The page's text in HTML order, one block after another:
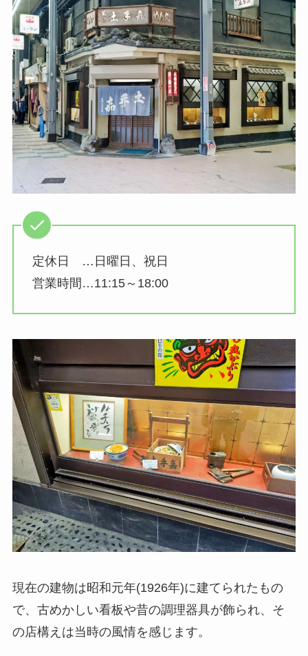
定休日 …日曜日、祝日
営業時間…11:15～18:00
現在の建物は昭和元年(1926年)に建てられたもの
で、古めかしい看板や昔の調理器具が飾られ、そ
の店構えは当時の風情を感じます。